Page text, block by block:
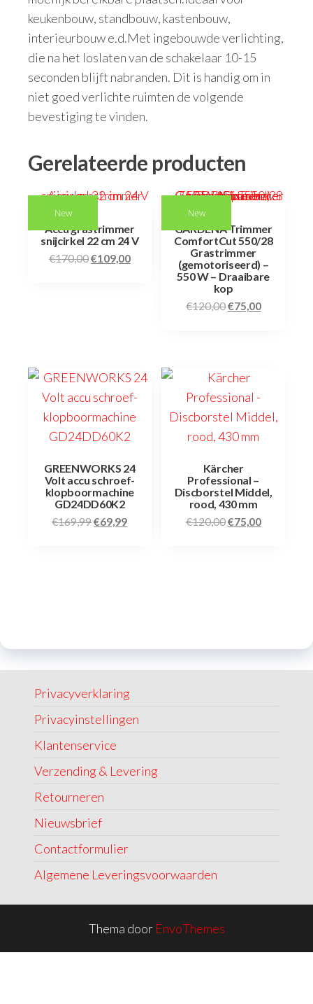
keukenbouw, standbouw, kastenbouw,
interieurbouw e.d.Met ingebouwde verlichting,
die na het loslaten van de schakelaar 10-15
seconden blijft nabranden. Dit is handig om in
niet goed verlichte ruimten de volgende
bevestiging te vinden.
Gerelateerde producten
New
Accu grastrimmer
snijcirkel 22 cm 24 V
€170,00€109,00
New
GARDENA Trimmer
ComfortCut 550/28
Grastrimmer
(gemotoriseerd) –
550 W – Draaibare
kop
€120,00€75,00
GREENWORKS 24
Volt accu schroef-
klopboormachine
GD24DD60K2
€169,99€69,99
Kärcher
Professional –
Discborstel Middel,
rood, 430 mm
€120,00€75,00
Privacyverklaring
Privacyinstellingen
Klantenservice
Verzending & Levering
Retourneren
Nieuwsbrief
Contactformulier
Algemene Leveringsvoorwaarden
Thema door EnvoThemes